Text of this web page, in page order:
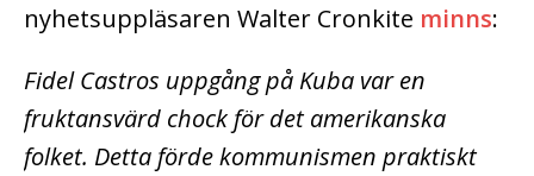
nyhetsuppläsaren Walter Cronkite minns:
Fidel Castros uppgång på Kuba var en
fruktansvärd chock för det amerikanska
folket. Detta förde kommunismen praktiskt